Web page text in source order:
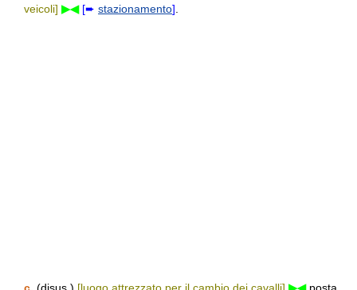
veicoli] ▶◀ [➨ stazionamento]